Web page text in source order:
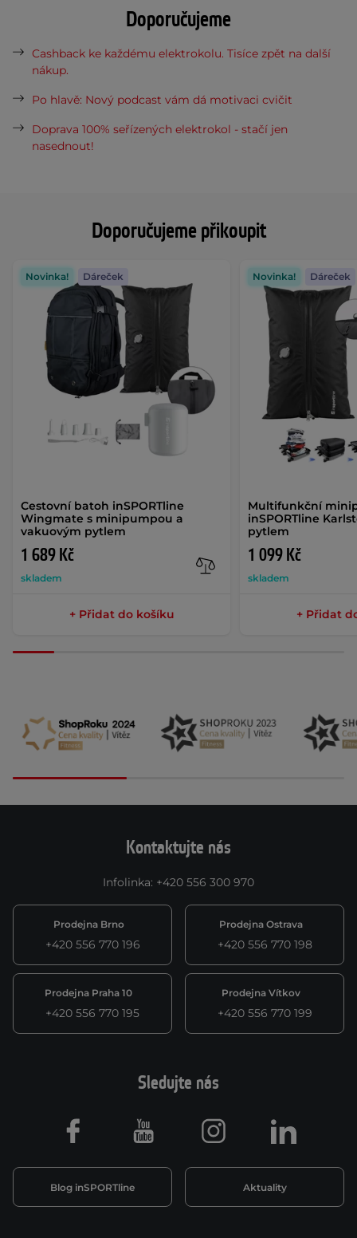
Doporučujeme přikoupit
Cestovní batoh inSPORTline
Wingmate s minipumpou a
vakuovým pytlem
1 689 Kč
skladem
Novinka! Dáreček
+ Přidat do košíku
Multifunkční
inSPORTline
pytlem
1 099 Kč
skladem
Novinka! Dáreček
+ Přidat
Doporučujeme
Cashback ke každému elektrokolu. Tisíce zpět na další
nákup.
Po hlavě: Nový podcast vám dá motivaci cvičit
Doprava 100% seřízených elektrokol - stačí jen
nasednout!
Kontaktujte nás
Infolinka: +420 556 300 970
Prodejna Brno
+420 556 770 196
Prodejna Ostrava
+420 556 770 198
Prodejna Praha 10
+420 556 770 195
Prodejna Vítkov
+420 556 770 199
Sledujte nás
Blog inSPORTline Aktuality
Facebook Youtube Instagram LinkedIn